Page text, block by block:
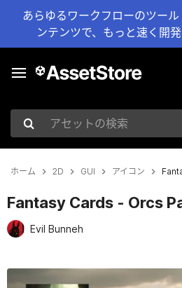
あらゆるワークフローのツー
ンテンツで、もっと速く開
アセットの検索
ホーム 2D GUI アイコン
Fantasy Cards - Orcs
Evil Bunneh
現在のスライド：1 / 10